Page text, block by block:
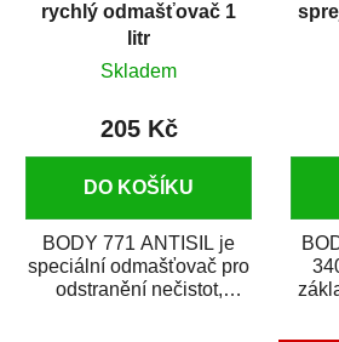
rychlý odmašťovač 1
litr
Skladem
205 Kč
DO KOŠÍKU
BODY 771 ANTISIL je
speciální odmašťovač pro
odstranění nečistot,